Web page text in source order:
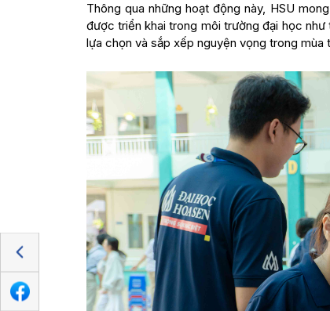
Thông qua những hoạt động này, HSU
được triển khai trong môi trường đại học
lựa chọn và sắp xếp nguyện vọng trong mùa